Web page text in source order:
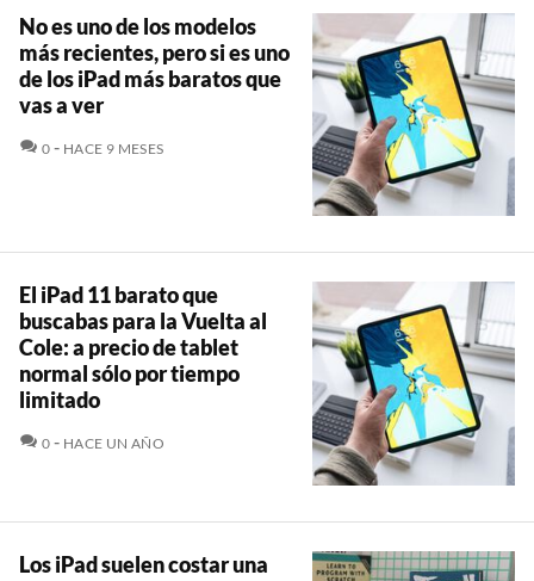
No es uno de los modelos
más recientes, pero si es uno
de los iPad más baratos que
vas a ver
0 COMENTARIOS
HACE 9 MESES
El iPad 11 barato que
buscabas para la Vuelta al
Cole: a precio de tablet
normal sólo por tiempo
limitado
0 COMENTARIOS
HACE UN AÑO
Los iPad suelen costar una